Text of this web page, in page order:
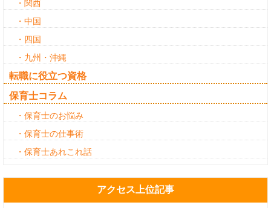
・関西
・中国
・四国
・九州・沖縄
転職に役立つ資格
保育士コラム
・保育士のお悩み
・保育士の仕事術
・保育士あれこれ話
アクセス上位記事